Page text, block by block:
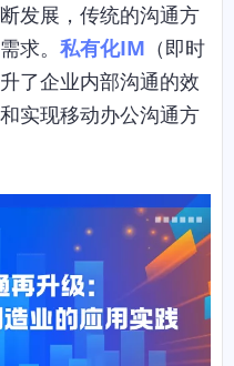
发展，传统的沟通方
求。 私有化IM （即时
了企业内部沟通的效
实现移动办公沟通方